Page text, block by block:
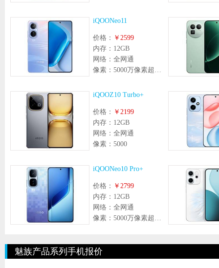
iQOONeo11
价格： ￥2599
内存： 12GB
网络： 全网通
像素： 5000万像素超防抖 LYT700V 索尼大底主摄 +800万像素 超广角镜头
iQOOZ10 Turbo+
价格： ￥2199
内存： 12GB
网络： 全网通
像素： 5000
iQOONeo10 Pro+
价格： ￥2799
内存： 12GB
网络： 全网通
像素： 5000万像素超防抖大底主摄+800万像素超广角镜头
魅族产品系列手机报价